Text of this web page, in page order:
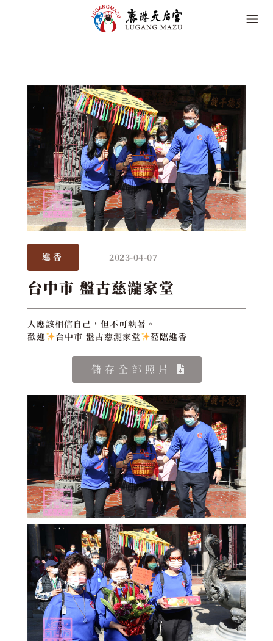
進香 2023-04-07
台中市 盤古慈瀧家堂
人應該相信自己，但不可執著。
歡迎
台中市 盤古慈瀧家堂 蒞臨進香
儲存全部照片